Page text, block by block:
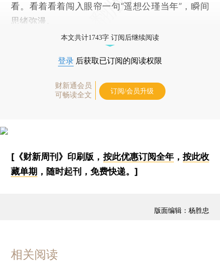
看。看着看着闯入眼帘一句“遥想公瑾当年”，瞬间
思绪弥漫。
本文共计1743字 订阅后继续阅读
登录 后获取已订阅的阅读权限
财新通会员
可畅读全文
订阅/会员升级
[《财新周刊》印刷版， 按此优惠订阅全年， 按此收
藏单期 ，随时起刊，免费快递。]
版面编辑：杨胜忠
相关阅读